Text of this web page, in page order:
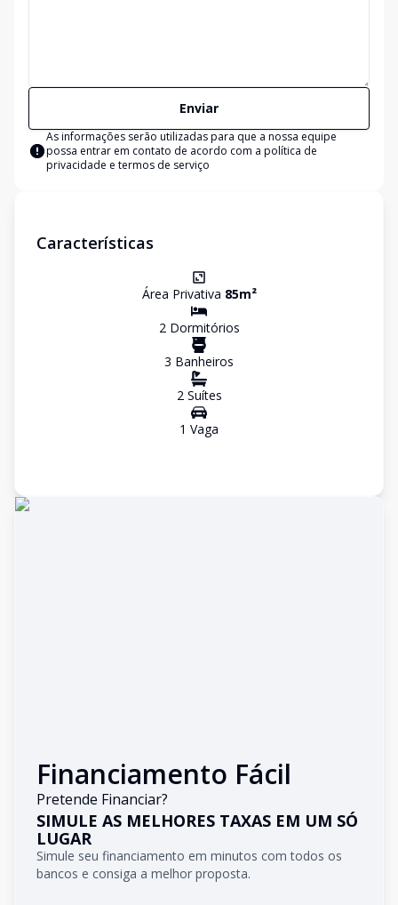
Enviar
As informações serão utilizadas para que a nossa equipe
possa entrar em contato de acordo com a política de
privacidade e termos de serviço
Características
Área Privativa 85m²
2Dormitórios
3 Banheiros
2Suítes
1 Vaga
Financiamento Fácil
Pretende Financiar?
SIMULE AS MELHORES TAXAS EM UM SÓ
LUGAR
Simule seu financiamento em minutos com todos os
bancos e consiga a melhor proposta.